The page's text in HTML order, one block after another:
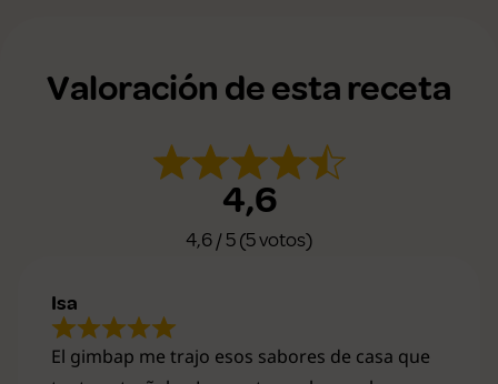
Valoración de esta receta
4,6
4,6 / 5 (5 votos)
El gimbap me trajo esos sabores de casa que
Isa